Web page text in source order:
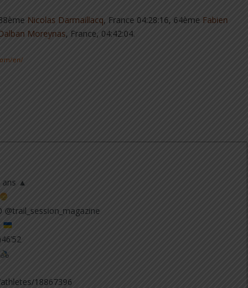
Nicolas Darmaillacq, France 04:28:16, 64ème Fabien
Moreynas, France, 04:42:04.
en/
ans ▲
@trail_session_magazine
18867396